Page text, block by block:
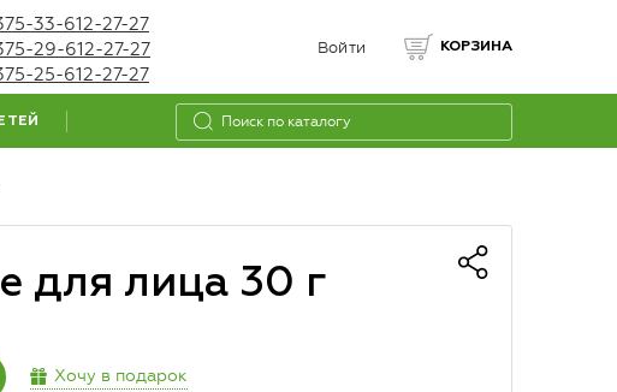
33-612-27-27
29-612-27-27
25-612-27-27
Войти КОРЗИНА
для лица 30 г
Хочу в подарок